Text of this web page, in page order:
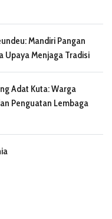
Mandiri Pangan
Upaya Menjaga Tradisi
Adat Kuta: Warga
Penguatan Lembaga